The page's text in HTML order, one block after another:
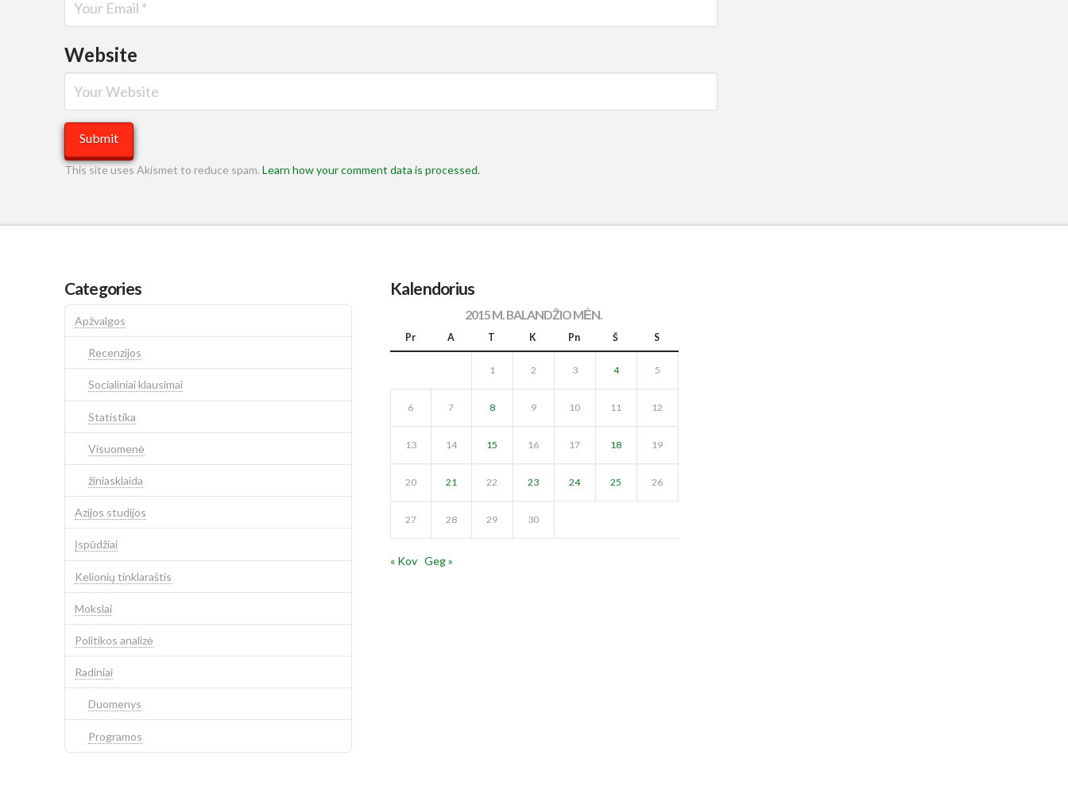
Website
This site uses Akismet to reduce spam. Learn how your comment data is processed.
Categories
Apžvalgos
Recenzijos
Socialiniai klausimai
Statistika
Visuomenė
žiniasklaida
Azijos studijos
Įspūdžiai
Kelionių tinklaraštis
Mokslai
Politikos analizė
Radiniai
Duomenys
Programos
Kalendorius
2015 M. BALANDŽIO MĖN.
Pr A T K Pn Š S
1 2 3 4 5
6 7 8 9 10 11 12
13 14 15 16 17 18 19
20 21 22 23 24 25 26
27 28 29 30
« Kov Geg »